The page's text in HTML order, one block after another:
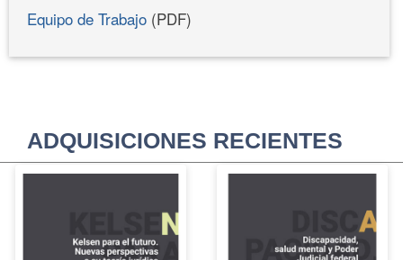
Equipo de Trabajo (PDF)
ADQUISICIONES RECIENTES